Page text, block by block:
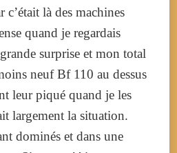
c’était là des machines
quand je regardais
surprise et mon total
neuf Bf 110 au dessus
leur piqué quand je les
largement la situation.
dominés et dans une